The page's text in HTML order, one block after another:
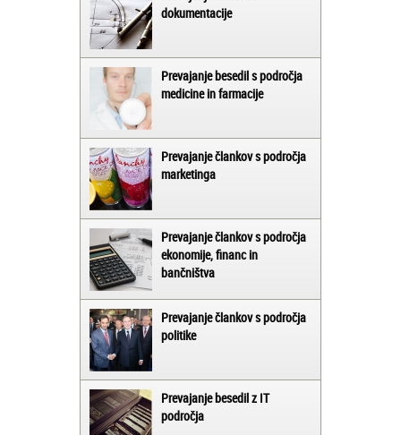
dokumentacije
Prevajanje besedil s področja
medicine in farmacije
Prevajanje člankov s področja
marketinga
Prevajanje člankov s področja
ekonomije, financ in
bančništva
Prevajanje člankov s področja
politike
Prevajanje besedil z IT
področja